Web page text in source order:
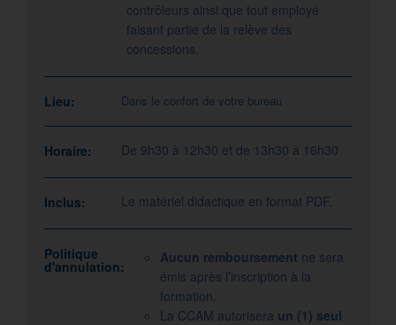
contrôleurs ainsi que tout employé
faisant partie de la relève des
concessions.
Lieu: Dans le confort de votre bureau
Horaire: De 9h30 à 12h30 et de 13h30 à 16h30
Inclus: Le matériel didactique en format PDF.
Politique
d'annulation:
Aucun remboursement ne sera
émis après l’inscription à la
formation.
La CCAM autorisera un (1) seul